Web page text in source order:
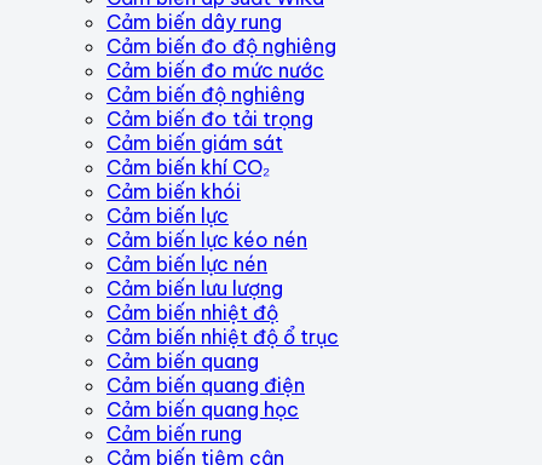
Cảm biến dây rung
Cảm biến đo độ nghiêng
Cảm biến đo mức nước
Cảm biến độ nghiêng
Cảm biến đo tải trọng
Cảm biến giám sát
Cảm biến khí CO₂
Cảm biến khói
Cảm biến lực
Cảm biến lực kéo nén
Cảm biến lực nén
Cảm biến lưu lượng
Cảm biến nhiệt độ
Cảm biến nhiệt độ ổ trục
Cảm biến quang
Cảm biến quang điện
Cảm biến quang học
Cảm biến rung
Cảm biến tiệm cận